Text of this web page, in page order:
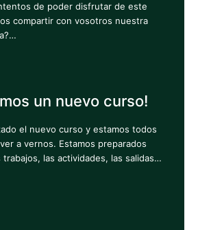
de poder disfrutar de este
compartir con vosotros nuestra
un nuevo curso!
el nuevo curso y estamos todos
a vernos. Estamos preparados
trabajos, las actividades, las salidas…